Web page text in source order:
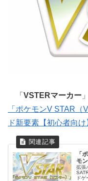
「 VSTERマーカー
「ポケモンV STAR
ド新要素【初心者向け
「
モ
拡張
ド